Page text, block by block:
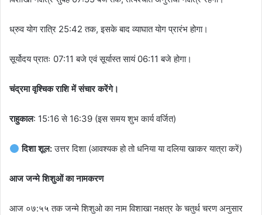
ध्रुव योग रात्रि 25:42 तक, इसके बाद व्याघात योग प्रारंभ होगा।
सूर्योदय प्रातः 07:11 बजे एवं सूर्यास्त सायं 06:11 बजे होगा।
चंद्रमा वृश्चिक राशि में संचार करेंगे।
राहुकाल: 15:16 से 16:39 (इस समय शुभ कार्य वर्जित)
दिशा शूल:उत्तर दिशा (आवश्यक हो तो धनिया या दलिया खाकर यात्रा करें)
आज जन्मे शिशुओं का नामकरण
आज ०७:५५ तक जन्मे शिशुओ का नाम विशाखा नक्षत्र के चतुर्थ चरण अनुसार